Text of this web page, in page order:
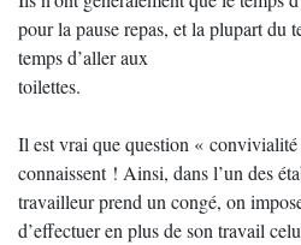
pour la pause repas, et la plupart du
temps d’aller aux
toilettes.
Il est vrai que question « convivialité
connaissent ! Ainsi, dans l’un des
travailleur prend un congé, on
d’effectuer en plus de son travail